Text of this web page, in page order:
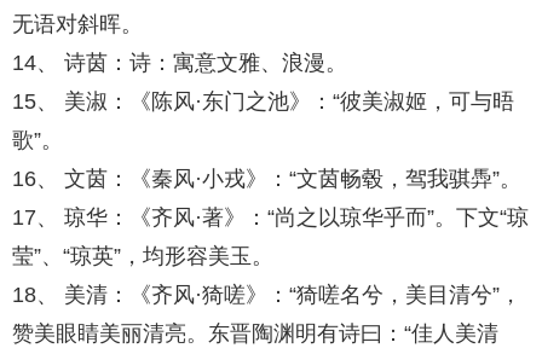
无语对斜晖。
14、 诗茵：诗：寓意文雅、浪漫。
15、 美淑：《陈风·东门之池》：“彼美淑姬，可与晤
歌”。
16、 文茵：《秦风·小戎》：“文茵畅毂，驾我骐馵”。
17、 琼华：《齐风·著》：“尚之以琼华乎而”。下文“琼
莹”、“琼英”，均形容美玉。
18、 美清：《齐风·猗嗟》：“猗嗟名兮，美目清兮”，
赞美眼睛美丽清亮。东晋陶渊明有诗曰：“佳人美清